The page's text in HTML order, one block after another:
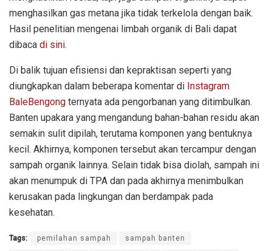
menghasilkan gas metana jika tidak terkelola dengan baik.
Hasil penelitian mengenai limbah organik di Bali dapat
dibaca di sini.
Di balik tujuan efisiensi dan kepraktisan seperti yang
diungkapkan dalam beberapa komentar di Instagram
BaleBengong ternyata ada pengorbanan yang ditimbulkan.
Banten upakara yang mengandung bahan-bahan residu akan
semakin sulit dipilah, terutama komponen yang bentuknya
kecil. Akhirnya, komponen tersebut akan tercampur dengan
sampah organik lainnya. Selain tidak bisa diolah, sampah ini
akan menumpuk di TPA dan pada akhirnya menimbulkan
kerusakan pada lingkungan dan berdampak pada
kesehatan.
Tags: pemilahan sampah sampah banten